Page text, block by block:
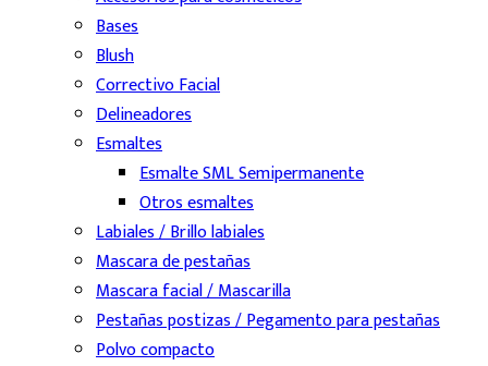
Bases
Blush
Correctivo Facial
Delineadores
Esmaltes
Esmalte SML Semipermanente
Otros esmaltes
Labiales / Brillo labiales
Mascara de pestañas
Mascara facial / Mascarilla
Pestañas postizas / Pegamento para pestañas
Polvo compacto